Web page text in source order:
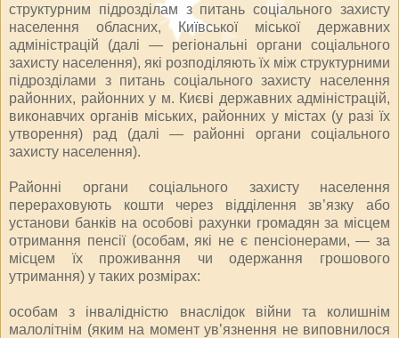
структурним підрозділам з питань соціального захисту
населення обласних, Київської міської державних
адміністрацій (далі — регіональні органи соціального
захисту населення), які розподіляють їх між структурними
підрозділами з питань соціального захисту населення
районних, районних у м. Києві державних адміністрацій,
виконавчих органів міських, районних у містах (у разі їх
утворення) рад (далі — районні органи соціального
захисту населення).
Районні органи соціального захисту населення
перераховують кошти через відділення зв’язку або
установи банків на особові рахунки громадян за місцем
отримання пенсії (особам, які не є пенсіонерами, — за
місцем їх проживання чи одержання грошового
утримання) у таких розмірах:
особам з інвалідністю внаслідок війни та колишнім
малолітнім (яким на момент ув’язнення не виповнилося